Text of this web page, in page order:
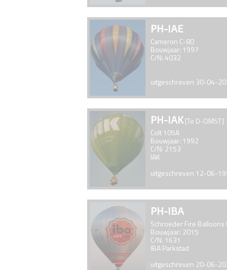
PH-IAE
Cameron C-80
Bouwjaar: 1997
C/N: 4032
uitgeschreven 30-04-
PH-IAK[To D-OMST]
Colt 105A
Bouwjaar: 1992
C/N: 2153
IAK
uitgeschreven 12-06-
PH-IBA
Schroeder Fire Balloons
Bouwjaar: 2015
C/N: 1631
IBA Parkstad
uitgeschreven 20-06-